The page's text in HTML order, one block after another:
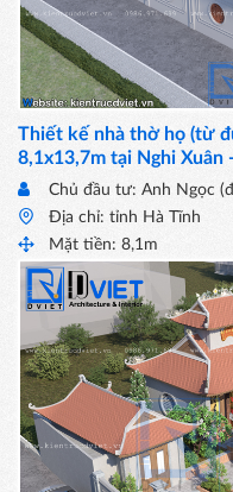
Thiết kế nhà thờ họ (từ
8,1x13,7m tại Nghi Xuân
Chủ đầu tư: Anh Ngọc
Địa chỉ: tỉnh Hà Tĩnh
Mặt tiền: 8,1m